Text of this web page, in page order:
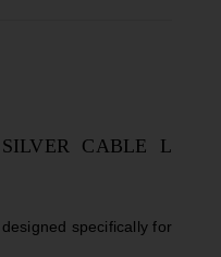
CABLE L
specifically for